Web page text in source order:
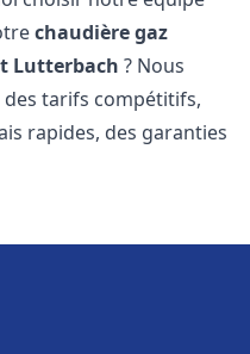
chaudière gaz
Lutterbach ? Nous
tarifs compétitifs,
rapides, des garanties